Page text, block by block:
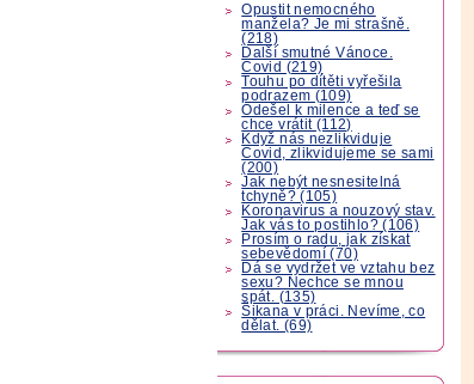
Opustit nemocného
manžela? Je mi strašně.
(218)
Další smutné Vánoce.
Covid (219)
Touhu po dítěti vyřešila
podrazem (109)
Odešel k milence a teď se
chce vrátit (112)
Když nás nezlikviduje
Covid, zlikvidujeme se sami
(200)
Jak nebýt nesnesitelná
tchyně? (105)
Koronavirus a nouzový stav.
Jak vás to postihlo? (106)
Prosím o radu, jak získat
sebevědomí (70)
Dá se vydržet ve vztahu bez
sexu? Nechce se mnou
spát. (135)
Šikana v práci. Nevíme, co
dělat. (69)